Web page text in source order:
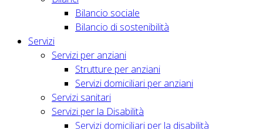
Bilancio sociale
Bilancio di sostenibilità
Servizi
Servizi per anziani
Strutture per anziani
Servizi domiciliari per anziani
Servizi sanitari
Servizi per la Disabilità
Servizi domiciliari per la disabilità